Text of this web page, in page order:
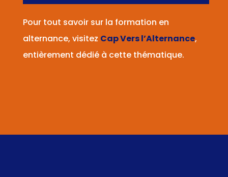
Pour tout savoir sur la formation en
alternance, visitez Cap Vers l’Alternance,
entièrement dédié à cette thématique.